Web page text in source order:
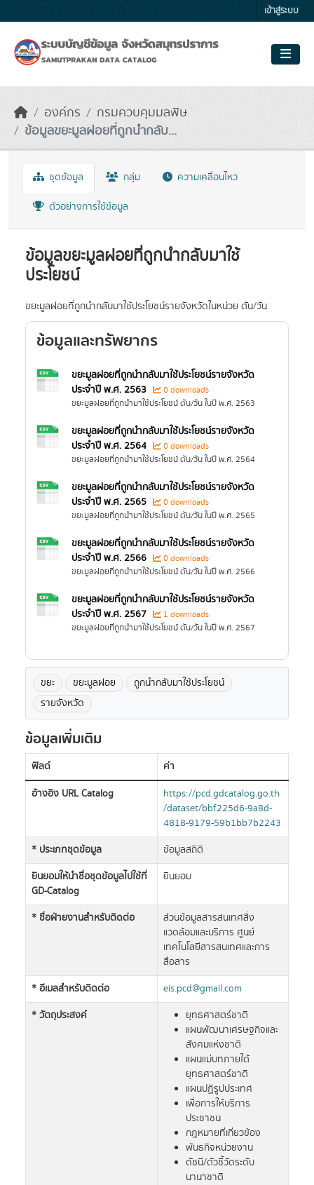
เข้าสู่ระบบ
องค์กร
กรมควบคุมมลพิษ
ข้อมูลขยะมูลฝอยที่ถูกนำกลับ...
ชุดข้อมูล กลุ่ม ความเคลื่อนไหว
ตัวอย่างการใช้ข้อมูล
ข้อมูลขยะมูลฝอยที่ถูกนำกลับมาใช้
ประโยชน์
ขยะมูลฝอยที่ถูกนำกลับมาใช้ประโยชน์รายจังหวัดในหน่วย ตัน/วัน
ข้อมูลและทรัพยากร
ขยะมูลฝอยที่ถูกนำกลับมาใช้ประโยชน์รายจังหวัด
ประจำปี พ.ศ. 2563
0 downloads
ขยะมูลฝอยที่ถูกนำมาใช้ประโยชน์ ตัน/วัน ในปี พ.ศ. 2563
ขยะมูลฝอยที่ถูกนำกลับมาใช้ประโยชน์รายจังหวัด
ประจำปี พ.ศ. 2564
0 downloads
ขยะมูลฝอยที่ถูกนำมาใช้ประโยชน์ ตัน/วัน ในปี พ.ศ. 2564
ขยะมูลฝอยที่ถูกนำกลับมาใช้ประโยชน์รายจังหวัด
ประจำปี พ.ศ. 2565
0 downloads
ขยะมูลฝอยที่ถูกนำมาใช้ประโยชน์ ตัน/วัน ในปี พ.ศ. 2565
ขยะมูลฝอยที่ถูกนำกลับมาใช้ประโยชน์รายจังหวัด
ประจำปี พ.ศ. 2566
0 downloads
ขยะมูลฝอยที่ถูกนำมาใช้ประโยชน์ ตัน/วัน ในปี พ.ศ. 2566
ขยะมูลฝอยที่ถูกนำกลับมาใช้ประโยชน์รายจังหวัด
ประจำปี พ.ศ. 2567
1 downloads
ขยะมูลฝอยที่ถูกนำมาใช้ประโยชน์ ตัน/วัน ในปี พ.ศ. 2567
ขยะ ขยะมูลฝอย
ถูกนำกลับมาใช้ประโยชน์
รายจังหวัด
ข้อมูลเพิ่มเติม
ฟิลด์
ค่า
อ้างอิง URL Catalog
https://pcd.gdcatalog.go.th
/dataset/bbf225d6-9a8d-
4818-9179-59b1bb7b2243
* ประเภทชุดข้อมูล
ข้อมูลสถิติ
ยินยอมให้นำชื่อชุดข้อมูลไปใช้ที่
GD-Catalog
ยินยอม
* ชื่อฝ่ายงานสำหรับติดต่อ
ส่วนข้อมูลสารสนเทศสิ่ง
แวดล้อมและบริการ ศูนย์
เทคโนโลยีสารสนเทศและการ
สื่อสาร
* อีเมลสำหรับติดต่อ
eis.pcd@gmail.com
* วัตถุประสงค์
ยุทธศาสตร์ชาติ
แผนพัฒนาเศรษฐกิจและ
สังคมแห่งชาติ
แผนแม่บทภายใต้
ยุทธศาสตร์ชาติ
แผนปฏิรูปประเทศ
เพื่อการให้บริการ
ประชาชน
กฎหมายที่เกี่ยวข้อง
พันธกิจหน่วยงาน
ดัชนี/ตัวชี้วัดระดับ
นานาชาติ